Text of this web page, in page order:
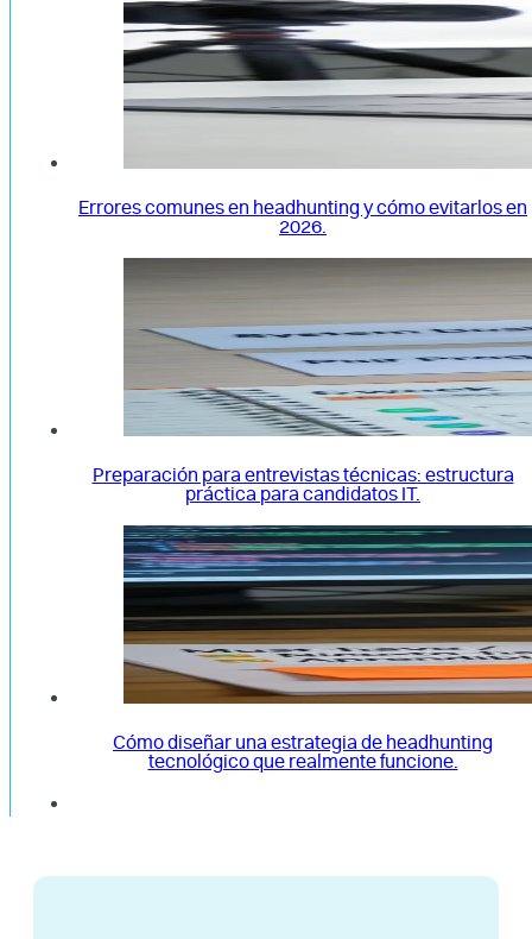
Errores comunes en headhunting y cómo evitarlos en
2026.
Preparación para entrevistas técnicas: estructura
práctica para candidatos IT.
Cómo diseñar una estrategia de headhunting
tecnológico que realmente funcione.